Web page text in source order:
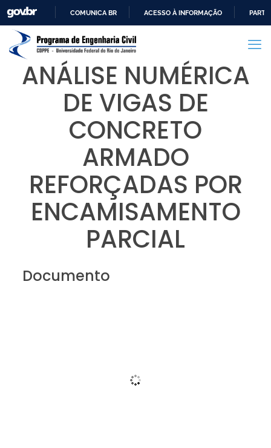
PARA
CONTEÚDO
COMUNICA BR ACESSO À INFORMAÇÃO
ANÁLISE NUMÉRICA
DE VIGAS DE
CONCRETO
ARMADO
REFORÇADAS POR
ENCAMISAMENTO
PARCIAL
Documento